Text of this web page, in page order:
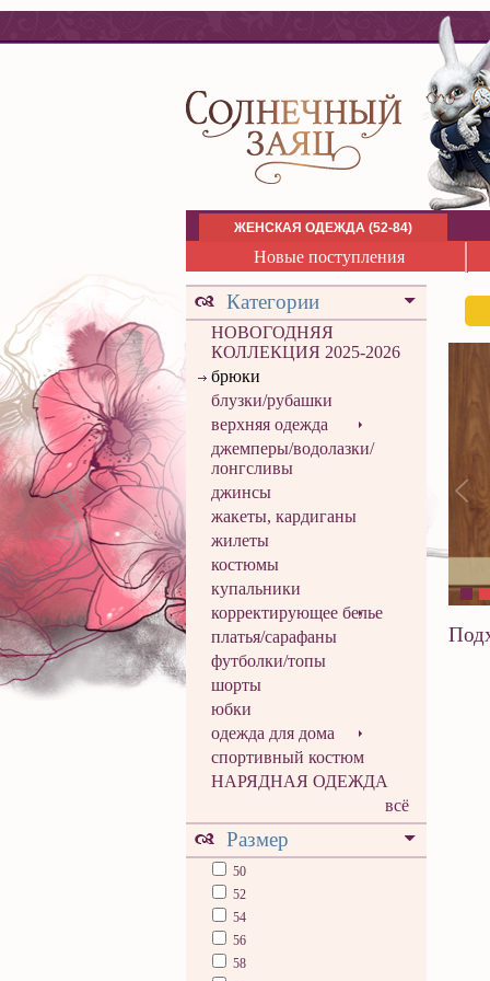
ЖЕНСКАЯ ОДЕЖДА (52-84)
Новые поступления
Категории
НОВОГОДНЯЯ
КОЛЛЕКЦИЯ 2025-2026
брюки
блузки/рубашки
верхняя одежда
джемперы/водолазки/
лонгсливы
джинсы
жакеты, кардиганы
жилеты
костюмы
купальники
корректирующее белье
платья/сарафаны
футболки/топы
шорты
юбки
одежда для дома
спортивный костюм
НАРЯДНАЯ ОДЕЖДА
всё
Размер
50
52
54
56
58